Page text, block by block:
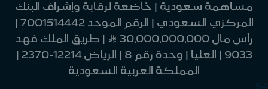
مساهمة سعودية | خاضعة لرقابة وإشراف البنك
المركزي السعودي | الرقم الموحد 7001514442 |
رأس مال 30,000,000,000 Ʀ | طريق الملك فهد
9033 | العليا | وحدة رقم 8 | الرياض 12214-2370 |
المملكة العربية السعودية